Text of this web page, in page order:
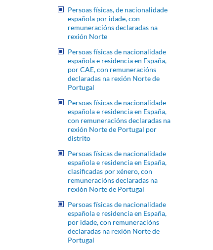
Persoas físicas, de nacionalidade
española por idade, con
remuneracións declaradas na
rexión Norte
Persoas físicas de nacionalidade
española e residencia en España,
por CAE, con remuneracións
declaradas na rexión Norte de
Portugal
Persoas físicas de nacionalidade
española e residencia en España,
con remuneracións declaradas na
rexión Norte de Portugal por
distrito
Persoas físicas de nacionalidade
española e residencia en España,
clasificadas por xénero, con
remuneracións declaradas na
rexión Norte de Portugal
Persoas físicas de nacionalidade
española e residencia en España,
por idade, con remuneracións
declaradas na rexión Norte de
Portugal